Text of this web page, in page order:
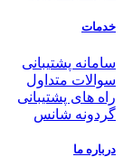
خدمات
سامانه پشتیبانی
سوالات متداول
راه های پشتیبانی
گردونه شانس
درباره ما